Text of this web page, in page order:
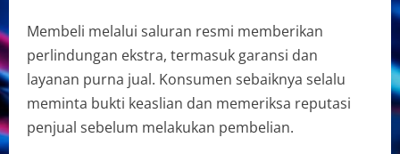
Membeli melalui saluran resmi memberikan
perlindungan ekstra, termasuk garansi dan
layanan purna jual. Konsumen sebaiknya selalu
meminta bukti keaslian dan memeriksa reputasi
penjual sebelum melakukan pembelian.